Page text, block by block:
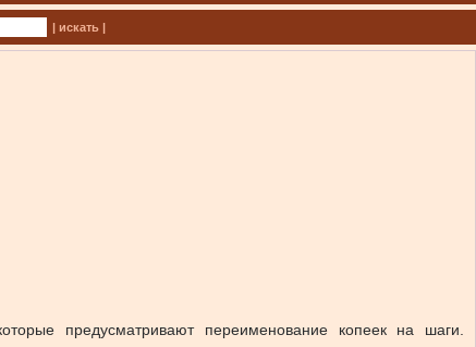
| искать |
предусматривают переименование копеек на шаги.